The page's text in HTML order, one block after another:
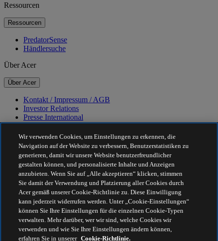
Ressourcen
Ressourcen
PredatorSense
Händlersuche
Über Acer
Über Acer
Kontakt / Impressum / AGB
Investor Relations
Presse International
Auszeichnungen
Veranstaltungen
Nachhaltigkeit
Nachhaltigkeit
Corporate Social Responsibility
CO2-Bilanz unserer Produkte
Project Humanity
Earthion
Datenschutzrichtlinie
Cookie-Richtlinie
Wir verwenden Cookies, um Einstellungen zu erkennen, die
Navigation auf der Website zu verbessern, Benutzerstatistiken zu
generieren, damit wir unsere Website benutzerfreundlicher
gestalten können, und personalisierte Inhalte und Anzeigen
anzubieten. Wenn Sie auf „Alle akzeptieren“ klicken, stimmen
Sie damit der Verwendung und Platzierung aller Cookies durch
Acer gemäß unserer Cookie-Richtlinie zu. Diese Einwilligung
kann jederzeit widerrufen werden. Unter „Cookie-Einstellungen“
können Sie Ihre Einstellungen für die einzelnen Cookie-Typen
verwalten. Mehr darüber, wer wir sind, welche Cookies wir
verwenden und wie Sie Ihre Einstellungen ändern können,
erfahren Sie in unserer Cookie-Richtlinie.